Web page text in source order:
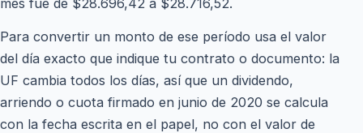
mes fue de $28.696,42 a $28.716,52.
Para convertir un monto de ese período usa el valor
del día exacto que indique tu contrato o documento: la
UF cambia todos los días, así que un dividendo,
arriendo o cuota firmado en junio de 2020 se calcula
con la fecha escrita en el papel, no con el valor de